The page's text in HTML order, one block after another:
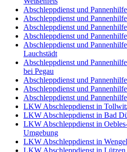
Abschleppdienst und
Abschleppdienst und
Abschleppdienst und
Abschleppdienst und
Abschleppdienst und
Lauchstädt
Abschleppdienst und
bei Pegau
Abschleppdienst und
Abschleppdienst und
Abschleppdienst und
LKW Abschleppdienst in
LKW Abschleppdienst in Bad
LKW Abschleppdienst in
Umgebung
LKW Abschleppdienst in